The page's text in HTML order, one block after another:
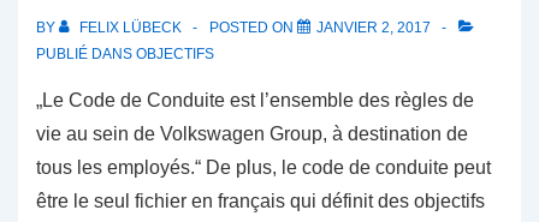
BY FELIX LÜBECK POSTED ON
JANVIER 2, 2017
PUBLIÉ DANS OBJECTIFS
„Le Code de Conduite est l’ensemble des règles de
vie au sein de Volkswagen Group, à destination de
tous les employés.“ De plus, le code de conduite peut
être le seul fichier en français qui définit des objectifs